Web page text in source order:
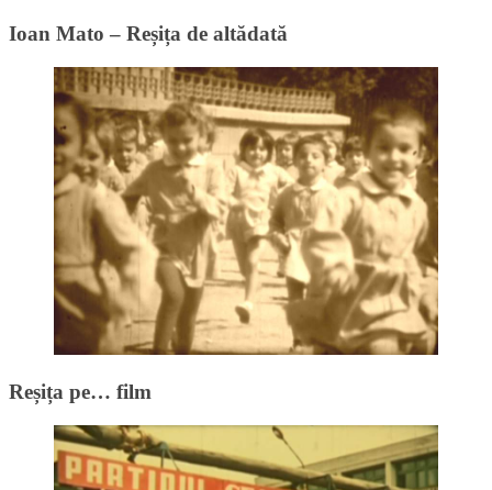
Ioan Mato – Reșița de altădată
Reșița pe… film